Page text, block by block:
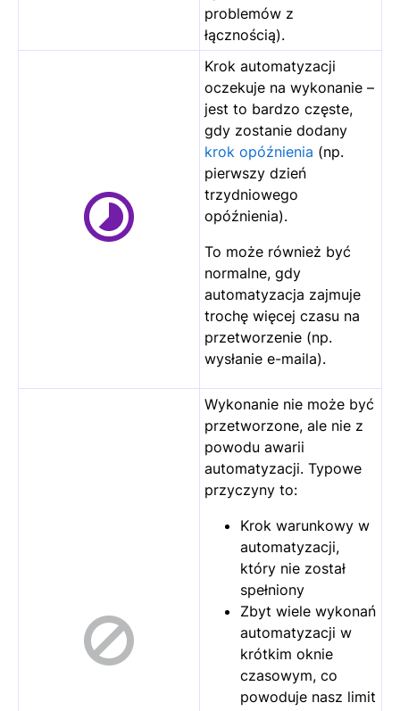
problemów z
łącznością).
Krok automatyzacji
oczekuje na wykonanie –
jest to bardzo częste,
gdy zostanie dodany
krok opóźnienia (np.
pierwszy dzień
trzydniowego
opóźnienia).
To może również być
normalne, gdy
automatyzacja zajmuje
trochę więcej czasu na
przetworzenie (np.
wysłanie e-maila).
Wykonanie nie może być
przetworzone, ale nie z
powodu awarii
automatyzacji. Typowe
przyczyny to:
Krok warunkowy w
automatyzacji,
który nie został
spełniony
Zbyt wiele wykonań
automatyzacji w
krótkim oknie
czasowym, co
powoduje nasz limit